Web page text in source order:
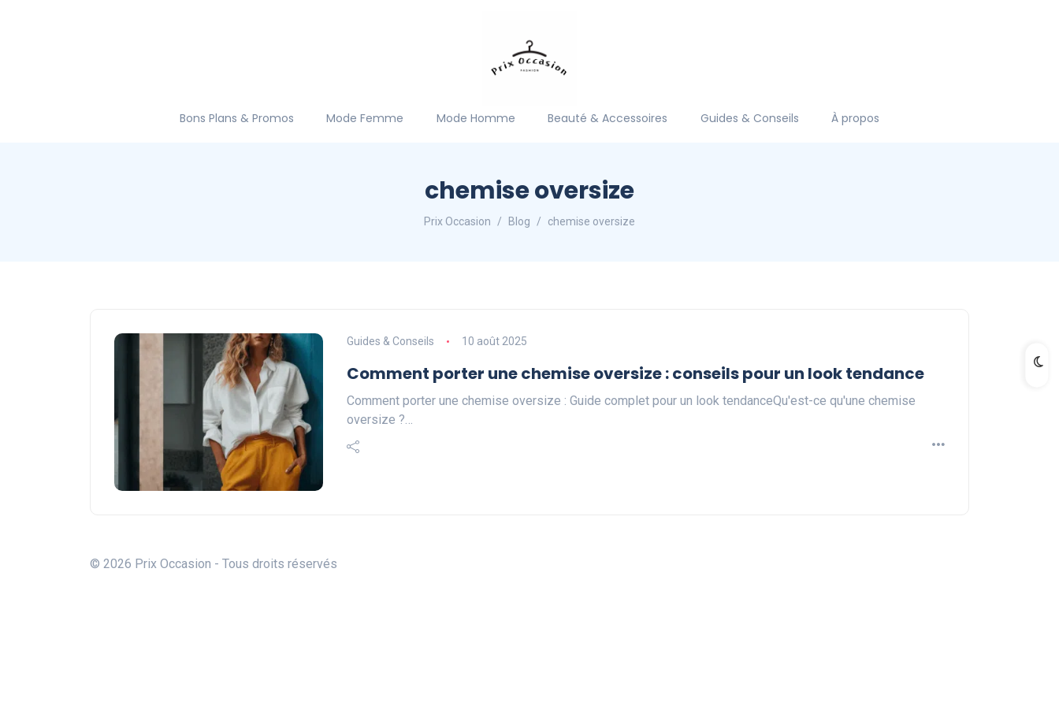
Bons Plans & Promos Mode Femme Mode Homme Beauté & Accessoires Guides & Conseils À propos
chemise oversize
Prix Occasion Blog chemise oversize
Guides & Conseils 10 août 2025
Comment porter une chemise oversize : conseils pour un look tendance
Comment porter une chemise oversize : Guide complet pour un look tendanceQu'est-ce qu'une chemise
oversize ?…
© 2026 Prix Occasion - Tous droits réservés